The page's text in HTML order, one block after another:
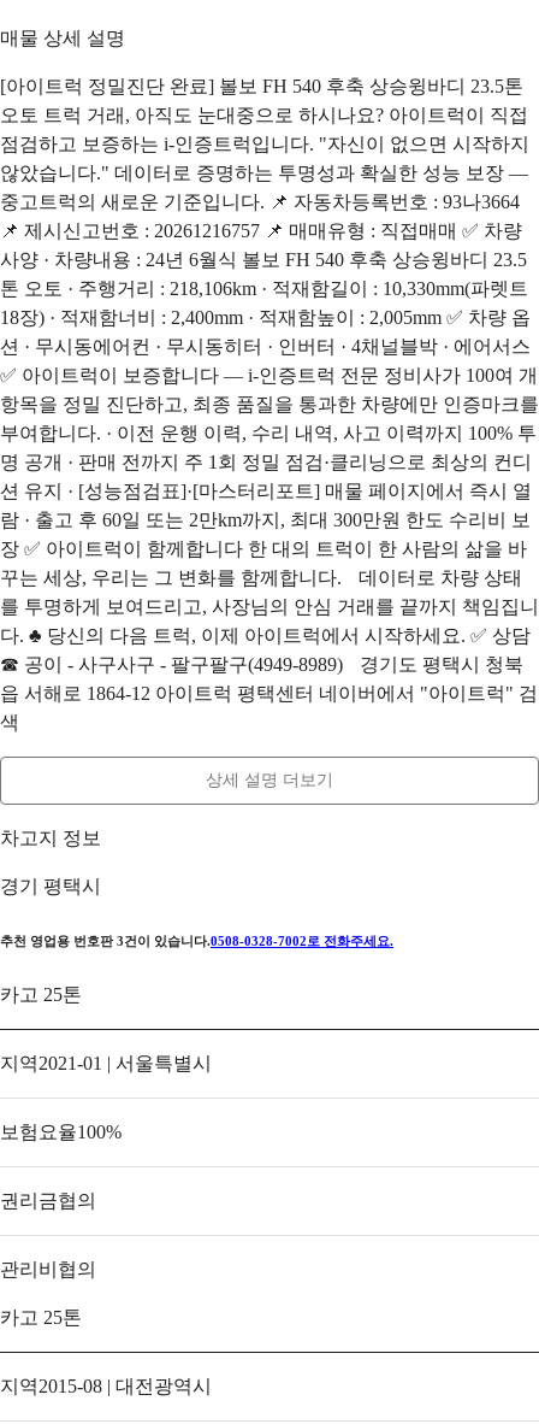
매물 상세 설명
[아이트럭 정밀진단 완료] 볼보 FH 540 후축 상승윙바디 23.5톤
오토 트럭 거래, 아직도 눈대중으로 하시나요? 아이트럭이 직접
점검하고 보증하는 i-인증트럭입니다. "자신이 없으면 시작하지
않았습니다." 데이터로 증명하는 투명성과 확실한 성능 보장 —
중고트럭의 새로운 기준입니다. 📌 자동차등록번호 : 93나3664
📌 제시신고번호 : 20261216757 📌 매매유형 : 직접매매 ✅ 차량
사양 · 차량내용 : 24년 6월식 볼보 FH 540 후축 상승윙바디 23.5
톤 오토 · 주행거리 : 218,106km · 적재함길이 : 10,330mm(파렛트
18장) · 적재함너비 : 2,400mm · 적재함높이 : 2,005mm ✅ 차량 옵
션 · 무시동에어컨 · 무시동히터 · 인버터 · 4채널블박 · 에어서스
✅ 아이트럭이 보증합니다 — i-인증트럭 전문 정비사가 100여 개
항목을 정밀 진단하고, 최종 품질을 통과한 차량에만 인증마크를
부여합니다. · 이전 운행 이력, 수리 내역, 사고 이력까지 100% 투
명 공개 · 판매 전까지 주 1회 정밀 점검·클리닝으로 최상의 컨디
션 유지 · [성능점검표]·[마스터리포트] 매물 페이지에서 즉시 열
람 · 출고 후 60일 또는 2만km까지, 최대 300만원 한도 수리비 보
장 ✅ 아이트럭이 함께합니다 한 대의 트럭이 한 사람의 삶을 바
꾸는 세상, 우리는 그 변화를 함께합니다. 데이터로 차량 상태
를 투명하게 보여드리고, 사장님의 안심 거래를 끝까지 책임집니
다. ♣ 당신의 다음 트럭, 이제 아이트럭에서 시작하세요. ✅ 상담
☎ 공이 - 사구사구 - 팔구팔구(4949-8989) 경기도 평택시 청북
읍 서해로 1864-12 아이트럭 평택센터 네이버에서 "아이트럭" 검
색
상세 설명 더보기
차고지 정보
경기 평택시
추천 영업용 번호판 3건이 있습니다.0508-0328-7002 로 전화주세요.
카고 25톤
지역2021-01 | 서울특별시
보험요율100%
권리금협의
관리비 협의
카고 25톤
지역2015-08 | 대전광역시